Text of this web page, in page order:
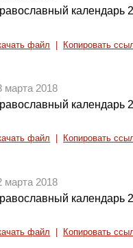
календарь
файл Копировать
марта 2018
календарь
файл Копировать
марта 2018
календарь
файл Копировать